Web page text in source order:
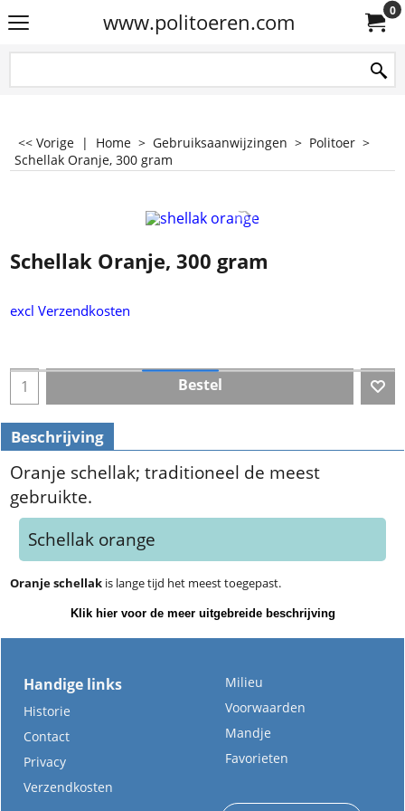
www.politoeren.com 0
<< Vorige | Home > Gebruiksaanwijzingen > Politoer >
Schellak Oranje, 300 gram
Schellak Oranje, 300 gram
excl Verzendkosten
Bestel
Beschrijving
Oranje schellak; traditioneel de meest
gebruikte.
Schellak orange
Oranje schellak is lange tijd het meest toegepast.
Klik hier voor de meer uitgebreide beschrijving
Handige links
Historie
Contact
Privacy
Verzendkosten
Milieu
Voorwaarden
Mandje
Favorieten